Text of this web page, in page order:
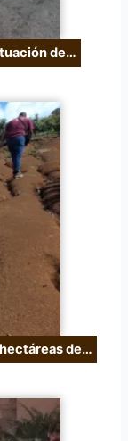
de…
hectáreas de…